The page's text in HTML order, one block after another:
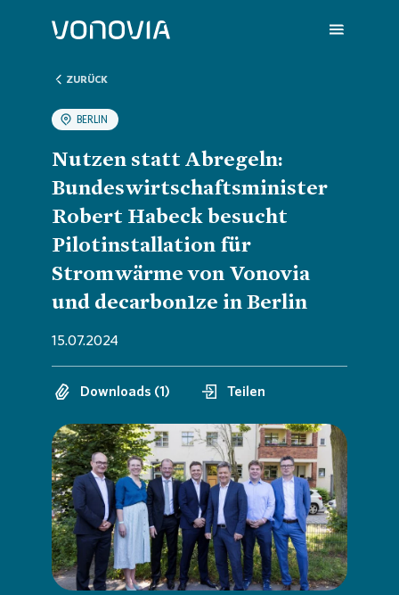
Über uns
Nachhaltigkeit
Investoren
Karriere
Login
ZURÜCK
BERLIN
Nutzen statt Abregeln:
Bundeswirtschaftsminister
Robert Habeck besucht
Pilotinstallation für
Stromwärme von Vonovia
und decarbon1ze in Berlin
15.07.2024
Downloads (1) Teilen